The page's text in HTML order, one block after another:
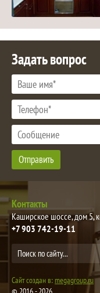
Задать вопрос
Отправить
Контакты
Каширское шоссе, дом 5,
+7 903 742-19-11
Сайт создан в:megagroup.ru